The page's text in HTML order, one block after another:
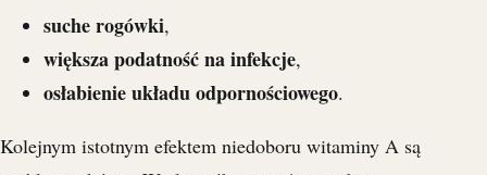
suche rogówki,
większa podatność na infekcje,
osłabienie układu odpornościowego.
Kolejnym istotnym efektem niedoboru witaminy A są